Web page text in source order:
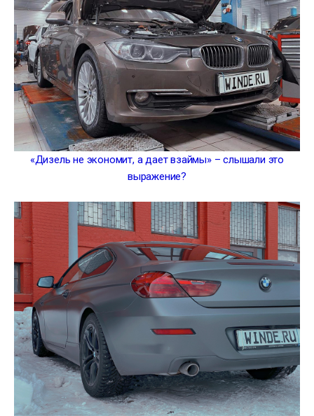
«Дизель не экономит, а дает взаймы» – слышали это
выражение?